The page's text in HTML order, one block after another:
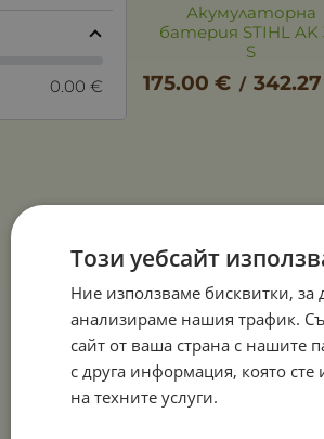
Акумулаторна
батерия STIHL AK
S
175.00 € / 342.27
0.00 €
Този уебсайт
Ние използваме бисквитки,
анализираме нашия трафик.
сайт от ваша страна с нашите
с друга информация, която
на техните услуги.